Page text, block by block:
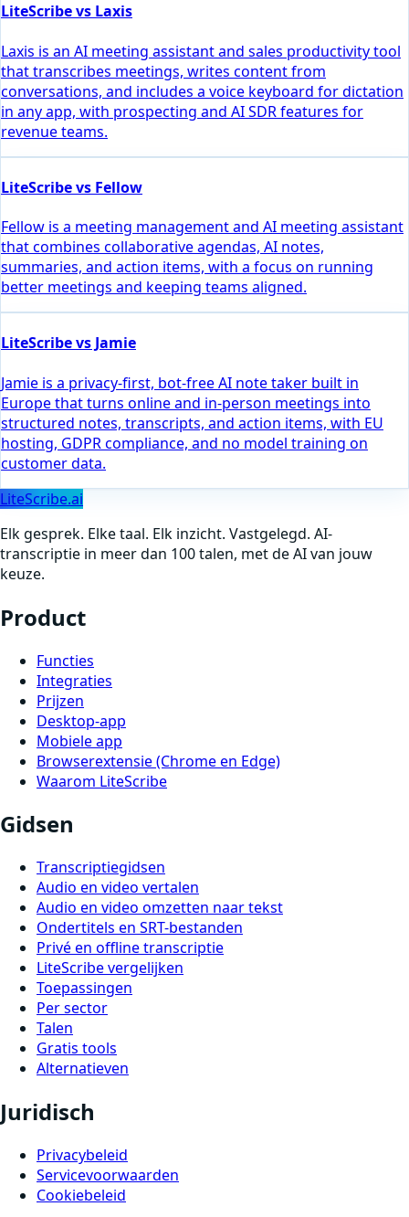
LiteScribe vs Laxis
Laxis is an AI meeting assistant and sales productivity tool
that transcribes meetings, writes content from
conversations, and includes a voice keyboard for dictation
in any app, with prospecting and AI SDR features for
revenue teams.
LiteScribe vs Fellow
Fellow is a meeting management and AI meeting assistant
that combines collaborative agendas, AI notes,
summaries, and action items, with a focus on running
better meetings and keeping teams aligned.
LiteScribe vs Jamie
Jamie is a privacy-first, bot-free AI note taker built in
Europe that turns online and in-person meetings into
structured notes, transcripts, and action items, with EU
hosting, GDPR compliance, and no model training on
customer data.
LiteScribe.ai
Elk gesprek. Elke taal. Elk inzicht. Vastgelegd. AI-
transcriptie in meer dan 100 talen, met de AI van jouw
keuze.
Product
Functies
Integraties
Prijzen
Desktop-app
Mobiele app
Browserextensie (Chrome en Edge)
Waarom LiteScribe
Gidsen
Transcriptiegidsen
Audio en video vertalen
Audio en video omzetten naar tekst
Ondertitels en SRT-bestanden
Privé en offline transcriptie
LiteScribe vergelijken
Toepassingen
Per sector
Talen
Gratis tools
Alternatieven
Juridisch
Privacybeleid
Servicevoorwaarden
Cookiebeleid